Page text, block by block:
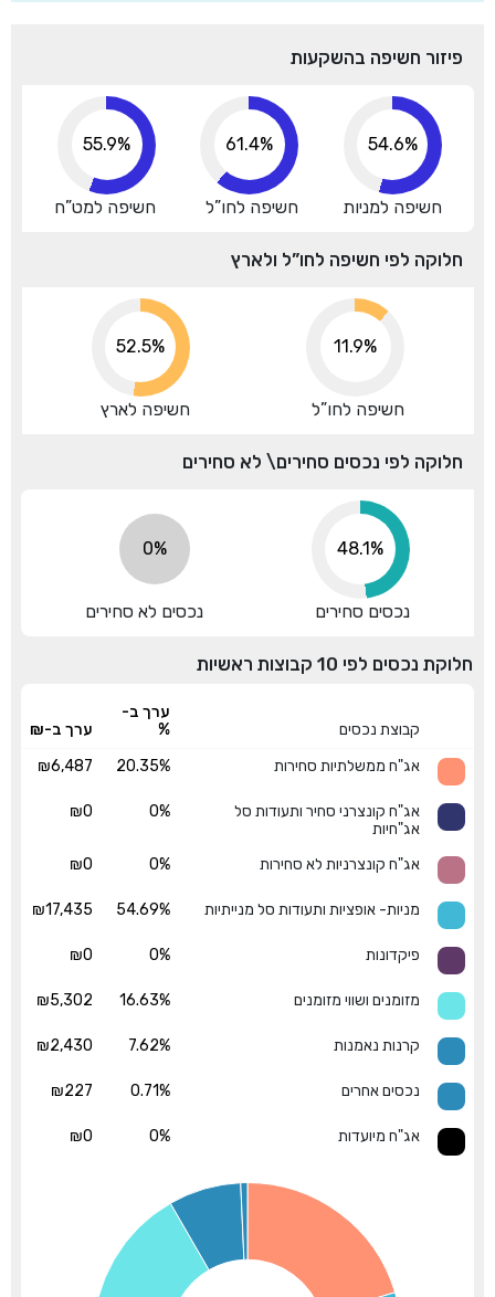
פיזור חשיפה בהשקעות
54.6%
חשיפה למניות
70.1%
חשיפה לחו”ל
63.9%
חשיפה למט”ח
חלוקה לפי חשיפה לחו”ל ולארץ
11.9%
חשיפה לחו”ל
59.3%
חשיפה לארץ
חלוקה לפי נכסים סחירים\ לא סחירים
54.4%
נכסים סחירים
0%
נכסים לא סחירים
חלוקת נכסים לפי 10 קבוצות ראשיות
קבוצת נכסים
ערך ב-
%
ערך ב-₪
אג"ח ממשלתיות סחירות
20.35%
₪6,487
אג"ח קונצרני סחיר ותעודות סל
אג"חיות
0%
₪0
אג"ח קונצרניות לא סחירות 0%
₪0
מניות- אופציות ותעודות סל מנייתיות 54.69%
₪17,435
פיקדונות 0%
₪0
מזומנים ושווי מזומנים 16.63%
₪5,302
קרנות נאמנות 7.62%
₪2,430
נכסים אחרים 0.71%
₪227
אג"ח מיועדות 0%
₪0